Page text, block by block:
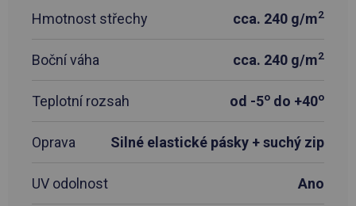
Hmotnost střechy cca. 240 g/m2
Boční váha cca. 240 g/m2
Teplotní rozsah od -5o do +40o
Oprava Silné elastické pásky + suchý zip
UV odolnost Ano